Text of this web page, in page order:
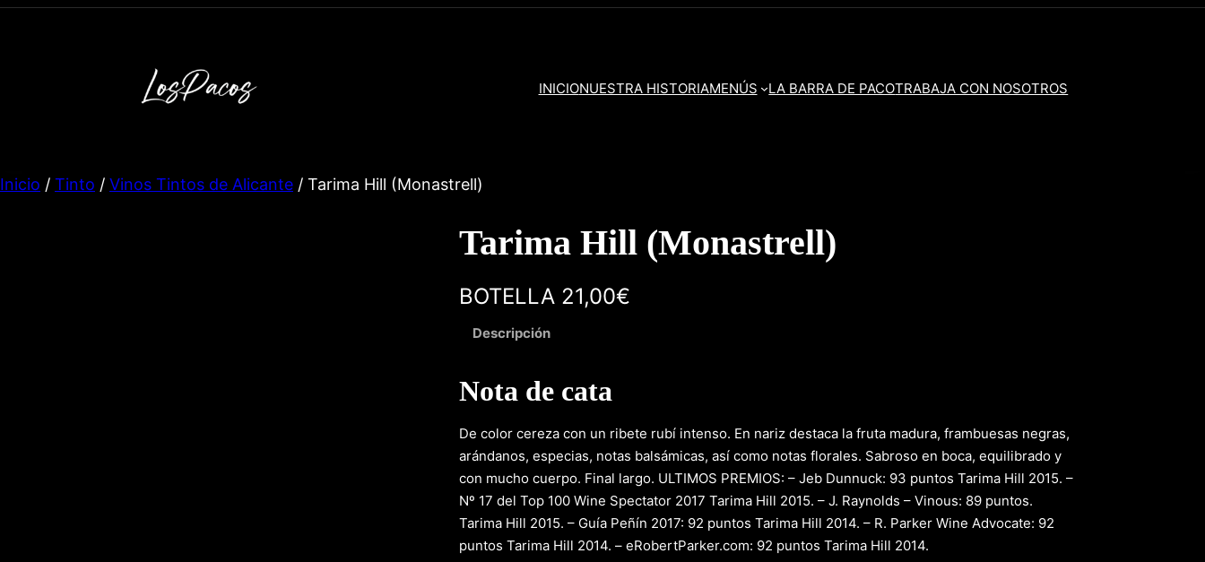
INICIONUESTRA HISTORIAMENÚS LA BARRA DE PACOTRABAJA CON NOSOTROS
Inicio / Tinto / Vinos Tintos de Alicante / Tarima Hill (Monastrell)
Tarima Hill (Monastrell)
BOTELLA 21,00€
Descripción
Nota de cata
De color cereza con un ribete rubí intenso. En nariz destaca la fruta madura, frambuesas negras,
arándanos, especias, notas balsámicas, así como notas florales. Sabroso en boca, equilibrado y
con mucho cuerpo. Final largo. ULTIMOS PREMIOS: – Jeb Dunnuck: 93 puntos Tarima Hill 2015. –
Nº 17 del Top 100 Wine Spectator 2017 Tarima Hill 2015. – J. Raynolds – Vinous: 89 puntos.
Tarima Hill 2015. – Guía Peñín 2017: 92 puntos Tarima Hill 2014. – R. Parker Wine Advocate: 92
puntos Tarima Hill 2014. – eRobertParker.com: 92 puntos Tarima Hill 2014.